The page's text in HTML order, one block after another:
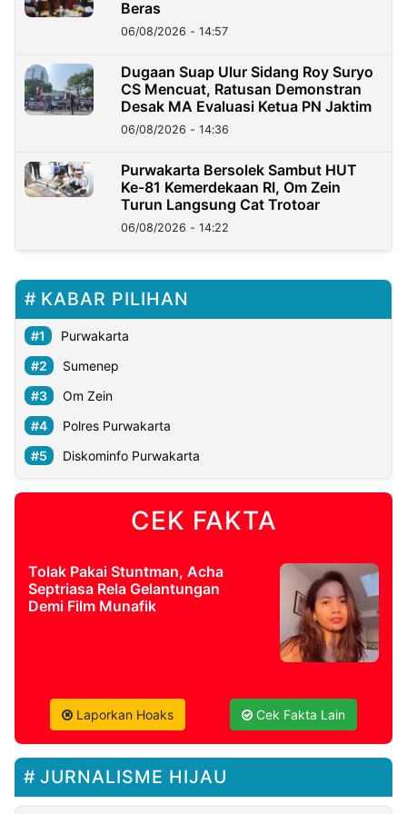
Beras
06/08/2026 - 14:57
Dugaan Suap Ulur Sidang Roy Suryo
CS Mencuat, Ratusan Demonstran
Desak MA Evaluasi Ketua PN Jaktim
06/08/2026 - 14:36
Purwakarta Bersolek Sambut HUT
Ke-81 Kemerdekaan RI, Om Zein
Turun Langsung Cat Trotoar
06/08/2026 - 14:22
KABAR PILIHAN
Purwakarta
Sumenep
Om Zein
Polres Purwakarta
Diskominfo Purwakarta
CEK FAKTA
Tolak Pakai Stuntman, Acha
Septriasa Rela Gelantungan
Demi Film Munafik
Laporkan Hoaks Cek Fakta Lain
JURNALISME HIJAU